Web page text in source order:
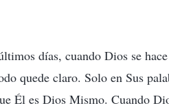
días, cuando Dios se
quede claro. Solo en Sus
Él es Dios Mismo. Cuando